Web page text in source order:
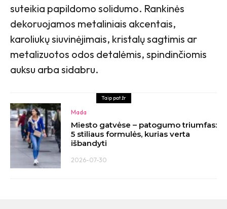
suteikia papildomo solidumo. Rankinės
dekoruojamos metaliniais akcentais,
karoliukų siuvinėjimais, kristalų sagtimis ar
metalizuotos odos detalėmis, spindinčiomis
auksu arba sidabru.
Taip pat žr
Mada
Miesto gatvėse – patogumo triumfas:
5 stiliaus formulės, kurias verta
išbandyti
2026-07-30